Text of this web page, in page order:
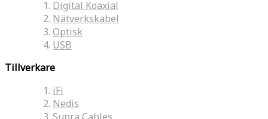
Digital Koaxial
Nätverkskabel
Optisk
USB
Tillverkare
iFi
Nedis